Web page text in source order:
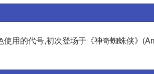
用的代号,初次登场于《神奇蜘蛛侠》